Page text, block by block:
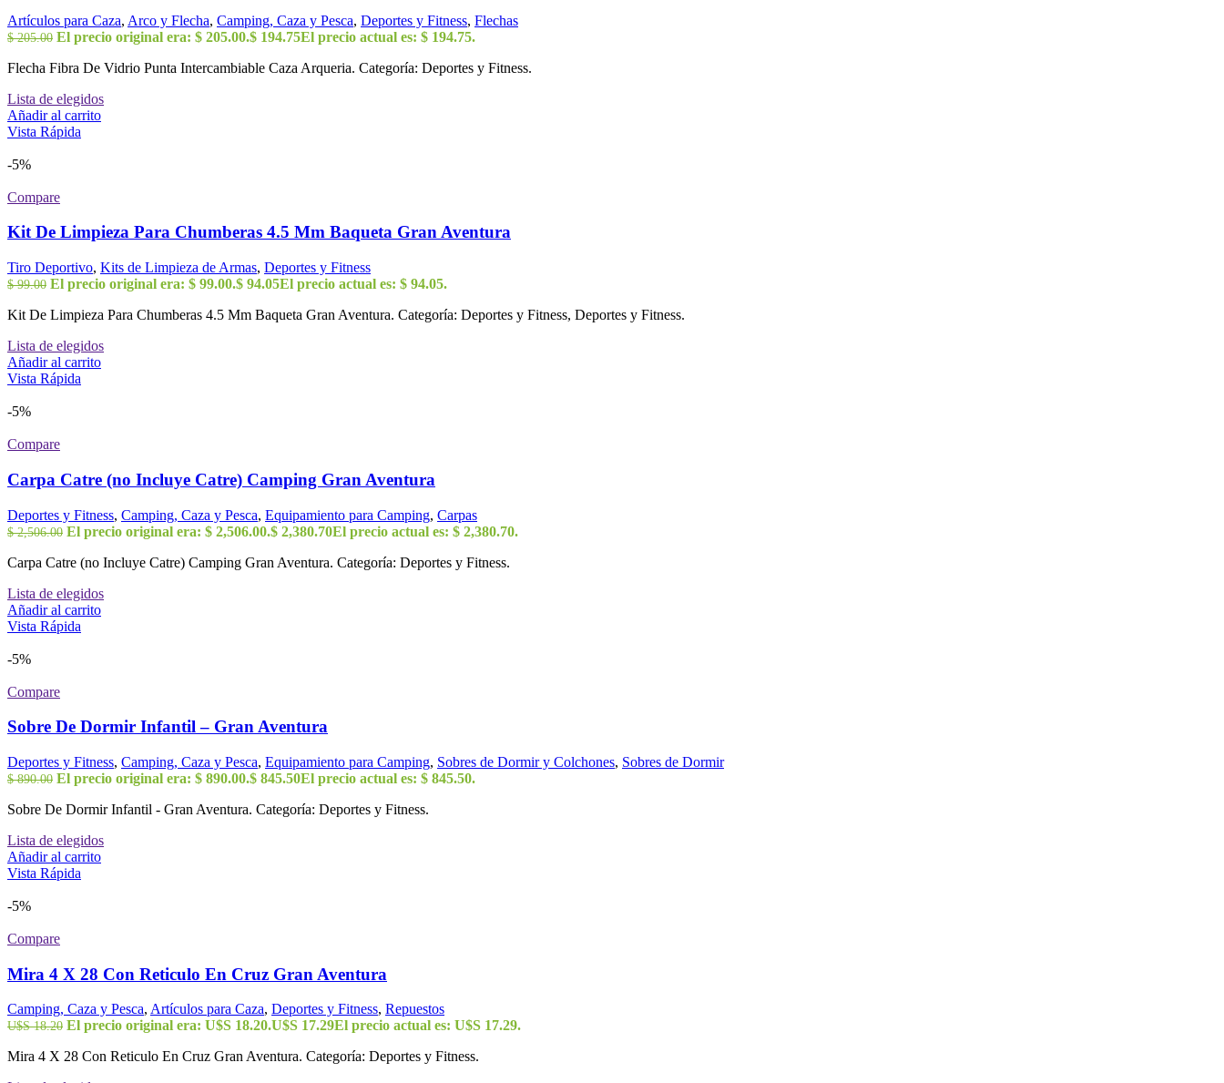
Artículos para Caza, Arco y Flecha, Camping, Caza y Pesca, Deportes y Fitness, Flechas
$205.00 El precio original era: $ 205.00.$ 194.75El precio actual es: $ 194.75.
Flecha Fibra De Vidrio Punta Intercambiable Caza Arqueria. Categoría: Deportes y Fitness.
Lista de elegidos
Añadir al carrito
Vista Rápida
-5%
Compare
Kit De Limpieza Para Chumberas 4.5 Mm Baqueta Gran Aventura
Tiro Deportivo, Kits de Limpieza de Armas, Deportes y Fitness
$99.00 El precio original era: $ 99.00.$ 94.05El precio actual es: $ 94.05.
Kit De Limpieza Para Chumberas 4.5 Mm Baqueta Gran Aventura. Categoría: Deportes y Fitness, Deportes y Fitness.
Lista de elegidos
Añadir al carrito
Vista Rápida
-5%
Compare
Carpa Catre (no Incluye Catre) Camping Gran Aventura
Deportes y Fitness, Camping, Caza y Pesca, Equipamiento para Camping, Carpas
$2,506.00 El precio original era: $ 2,506.00.$ 2,380.70El precio actual es: $ 2,380.70.
Carpa Catre (no Incluye Catre) Camping Gran Aventura. Categoría: Deportes y Fitness.
Lista de elegidos
Añadir al carrito
Vista Rápida
-5%
Compare
Sobre De Dormir Infantil – Gran Aventura
Deportes y Fitness, Camping, Caza y Pesca, Equipamiento para Camping, Sobres de Dormir y Colchones, Sobres de Dormir
$890.00 El precio original era: $ 890.00.$ 845.50El precio actual es: $ 845.50.
Sobre De Dormir Infantil - Gran Aventura. Categoría: Deportes y Fitness.
Lista de elegidos
Añadir al carrito
Vista Rápida
-5%
Compare
Mira 4 X 28 Con Reticulo En Cruz Gran Aventura
Camping, Caza y Pesca, Artículos para Caza, Deportes y Fitness, Repuestos
U$S18.20 El precio original era: U$S 18.20.U$S 17.29El precio actual es: U$S 17.29.
Mira 4 X 28 Con Reticulo En Cruz Gran Aventura. Categoría: Deportes y Fitness.